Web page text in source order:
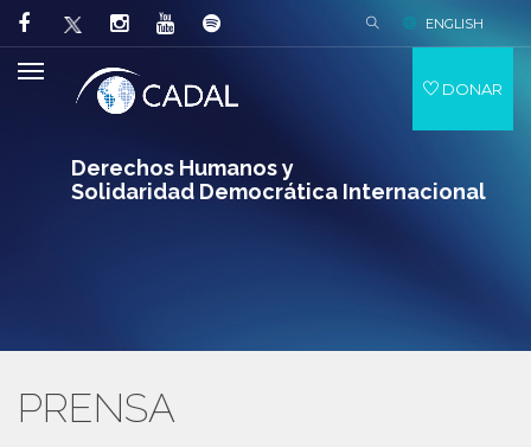
Derechos Humanos y
Solidaridad Democrática Internacional
ENGLISH
DONAR
PRENSA